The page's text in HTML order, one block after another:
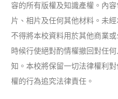
容的所有版權及知識產權。內
片、相片及任何其他材料。未
不得將本校資料用於其他商業
時候行使絕對酌情權撤回對任
知。本校將保留一切法律權利
權的行為追究法律責任。